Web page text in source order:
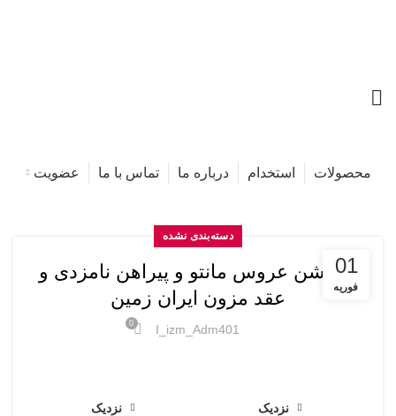
محصولات استخدام درباره ما تماس با ما عضویت
مقالات ارسال شده توسط I_IZM_ADM401
01
فوریه
دسته‌بندی نشده
کالکشن عروس مانتو و پیراهن نامزدی و
عقد مزون ایران زمین
I_izm_Adm401
0
نزدیک نزدیک